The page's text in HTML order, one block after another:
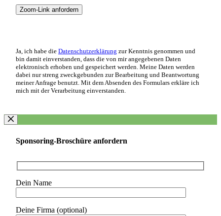
Ja, ich habe die Datenschutzerklärung zur Kenntnis genommen und
bin damit einverstanden, dass die von mir angegebenen Daten
elektronisch erhoben und gespeichert werden. Meine Daten werden
dabei nur streng zweckgebunden zur Bearbeitung und Beantwortung
meiner Anfrage benutzt. Mit dem Absenden des Formulars erkläre ich
mich mit der Verarbeitung einverstanden.
Sponsoring-Broschüre anfordern
Dein Name
Deine Firma (optional)